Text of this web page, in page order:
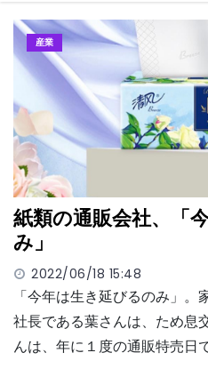
産業
紙類の通販会社、「
み」
2022/06/18 15:48
「今年は生き延びるのみ」
社長である葉さんは、ため息
んは、年に１度の通販特売日